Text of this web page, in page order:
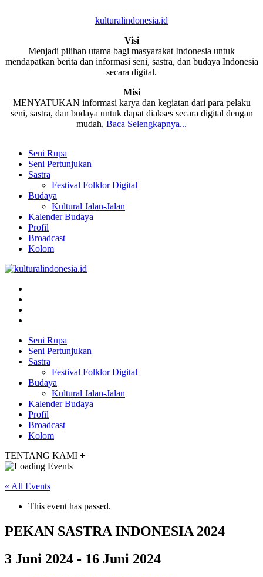
kulturalindonesia.id
Visi
Menjadi pilihan utama bagi masyarakat Indonesia untuk
mendapatkan berita dan informasi seni, sastra, dan budaya Indonesia
secara digital.
Misi
MENYATUKAN informasi karya dan kegiatan dari para pelaku
seni, sastra, dan budaya untuk dapat diakses secara digital dengan
mudah, Baca Selengkapnya...
Seni Rupa
Seni Pertunjukan
Sastra
Festival Folklor Digital
Budaya
Kultural Jalan-Jalan
Kalender Budaya
Profil
Broadcast
Kolom
Seni Rupa
Seni Pertunjukan
Sastra
Festival Folklor Digital
Budaya
Kultural Jalan-Jalan
Kalender Budaya
Profil
Broadcast
Kolom
TENTANG KAMI +
« All Events
This event has passed.
PEKAN SASTRA INDONESIA 2024
3 Juni 2024 - 16 Juni 2024